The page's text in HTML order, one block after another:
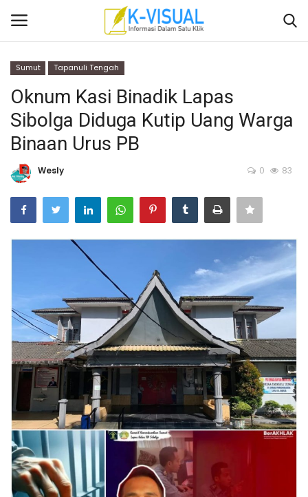
Beranda
Yogyakarta
Solo Raya
Sumsel
Kalbar
Sumut
News
Jawa Barat
Sumut Tapanuli Tengah
Oknum Kasi Binadik Lapas
Sibolga Diduga Kutip Uang Warga
Binaan Urus PB
Wesly 0 83